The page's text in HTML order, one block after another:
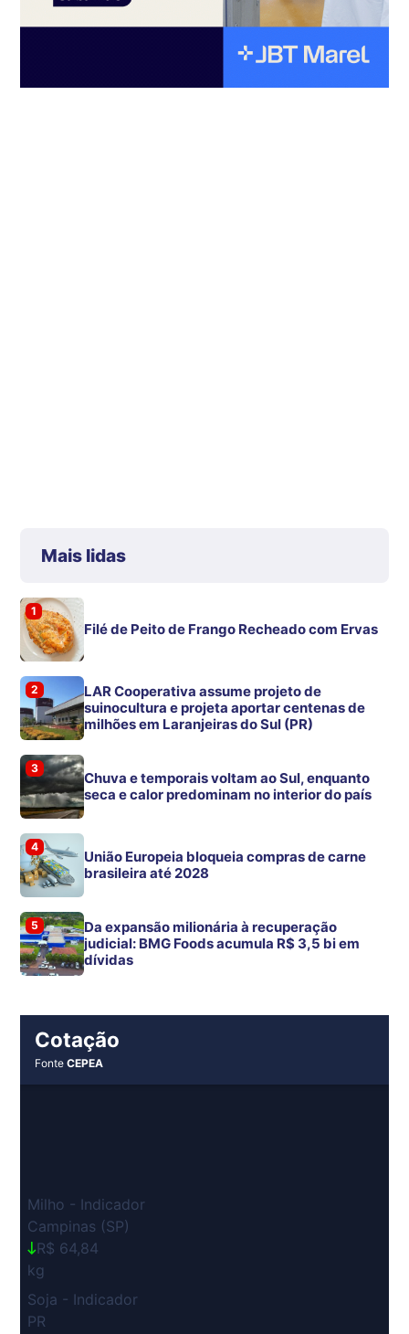
Mais lidas
1
Filé de Peito de Frango Recheado com Ervas
2
LAR Cooperativa assume projeto de
suinocultura e projeta aportar centenas de
milhões em Laranjeiras do Sul (PR)
3
Chuva e temporais voltam ao Sul, enquanto
seca e calor predominam no interior do país
4
União Europeia bloqueia compras de carne
brasileira até 2028
5
Da expansão milionária à recuperação
judicial: BMG Foods acumula R$ 3,5 bi em
dívidas
Cotação
FonteCEPEA
Milho - Indicador
Campinas (SP)
R$ 64,84
kg
Soja - Indicador
PR